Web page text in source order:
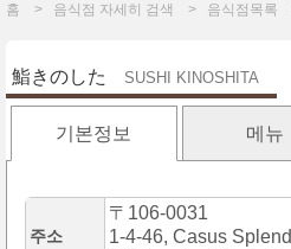
홈 음식점 자세히 검색 음식점목록
鮨きのした SUSHI KINOSHITA
기본정보 메뉴
주소
〒106-0031
1-4-46, Casus